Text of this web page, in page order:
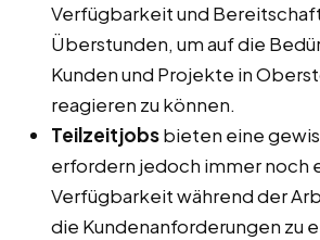
Verfügbarkeit und
Überstunden, um auf die
Kunden und Projekte in
reagieren zu können.
Teilzeitjobsbieten eine
erfordern jedoch immer noch
Verfügbarkeit während der
die Kundenanforderungen zu